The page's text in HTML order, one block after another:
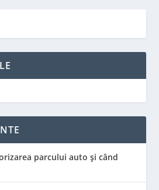
parcului auto și când